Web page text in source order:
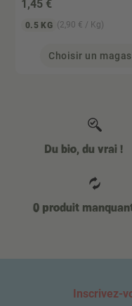
1 ,45 €
0.5 KG (2,90 € / Kg)
Choisir un
Du bio, du vrai !
0 produit
Inscrivez-